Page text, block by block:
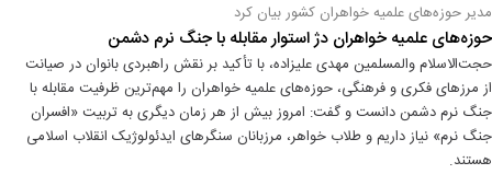
مدیر حوزه‌های علمیه خواهران کشور بیان کرد
حوزه‌های علمیه خواهران دژ استوار مقابله با جنگ نرم دشمن
حجت‌الاسلام والمسلمین مهدی علیزاده، با تأکید بر نقش راهبردی بانوان در صیانت
از مرز‌های فکری و فرهنگی، حوزه‌های علمیه خواهران را مهم‌ترین ظرفیت مقابله با
جنگ نرم دشمن دانست و گفت: امروز بیش از هر زمان دیگری به تربیت «افسران
جنگ نرم» نیاز داریم و طلاب خواهر، مرزبانان سنگر‌های ایدئولوژیک انقلاب اسلامی
هستند.